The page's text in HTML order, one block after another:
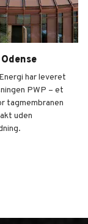
har leveret
PWP – et
tagmembranen
uden